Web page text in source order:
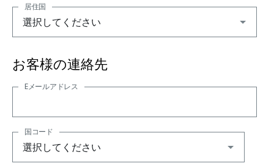
居住国
お客様の連絡先
Eメールアドレス
国コード